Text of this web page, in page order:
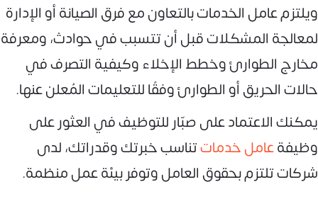
ويلتزم عامل الخدمات بالتعاون مع فرق الصيانة أو الإدارة
لمعالجة المشكلات قبل أن تتسبب في حوادث، ومعرفة
مخارج الطوارئ وخطط الإخلاء وكيفية التصرف في
حالات الحريق أو الطوارئ وفقًا للتعليمات المُعلن عنها.
يمكنك الاعتماد على صبّار للتوظيف في العثور على
وظيفةعامل خدماتتناسب خبرتك وقدراتك، لدى
شركات تلتزم بحقوق العامل وتوفر بيئة عمل منظمة.